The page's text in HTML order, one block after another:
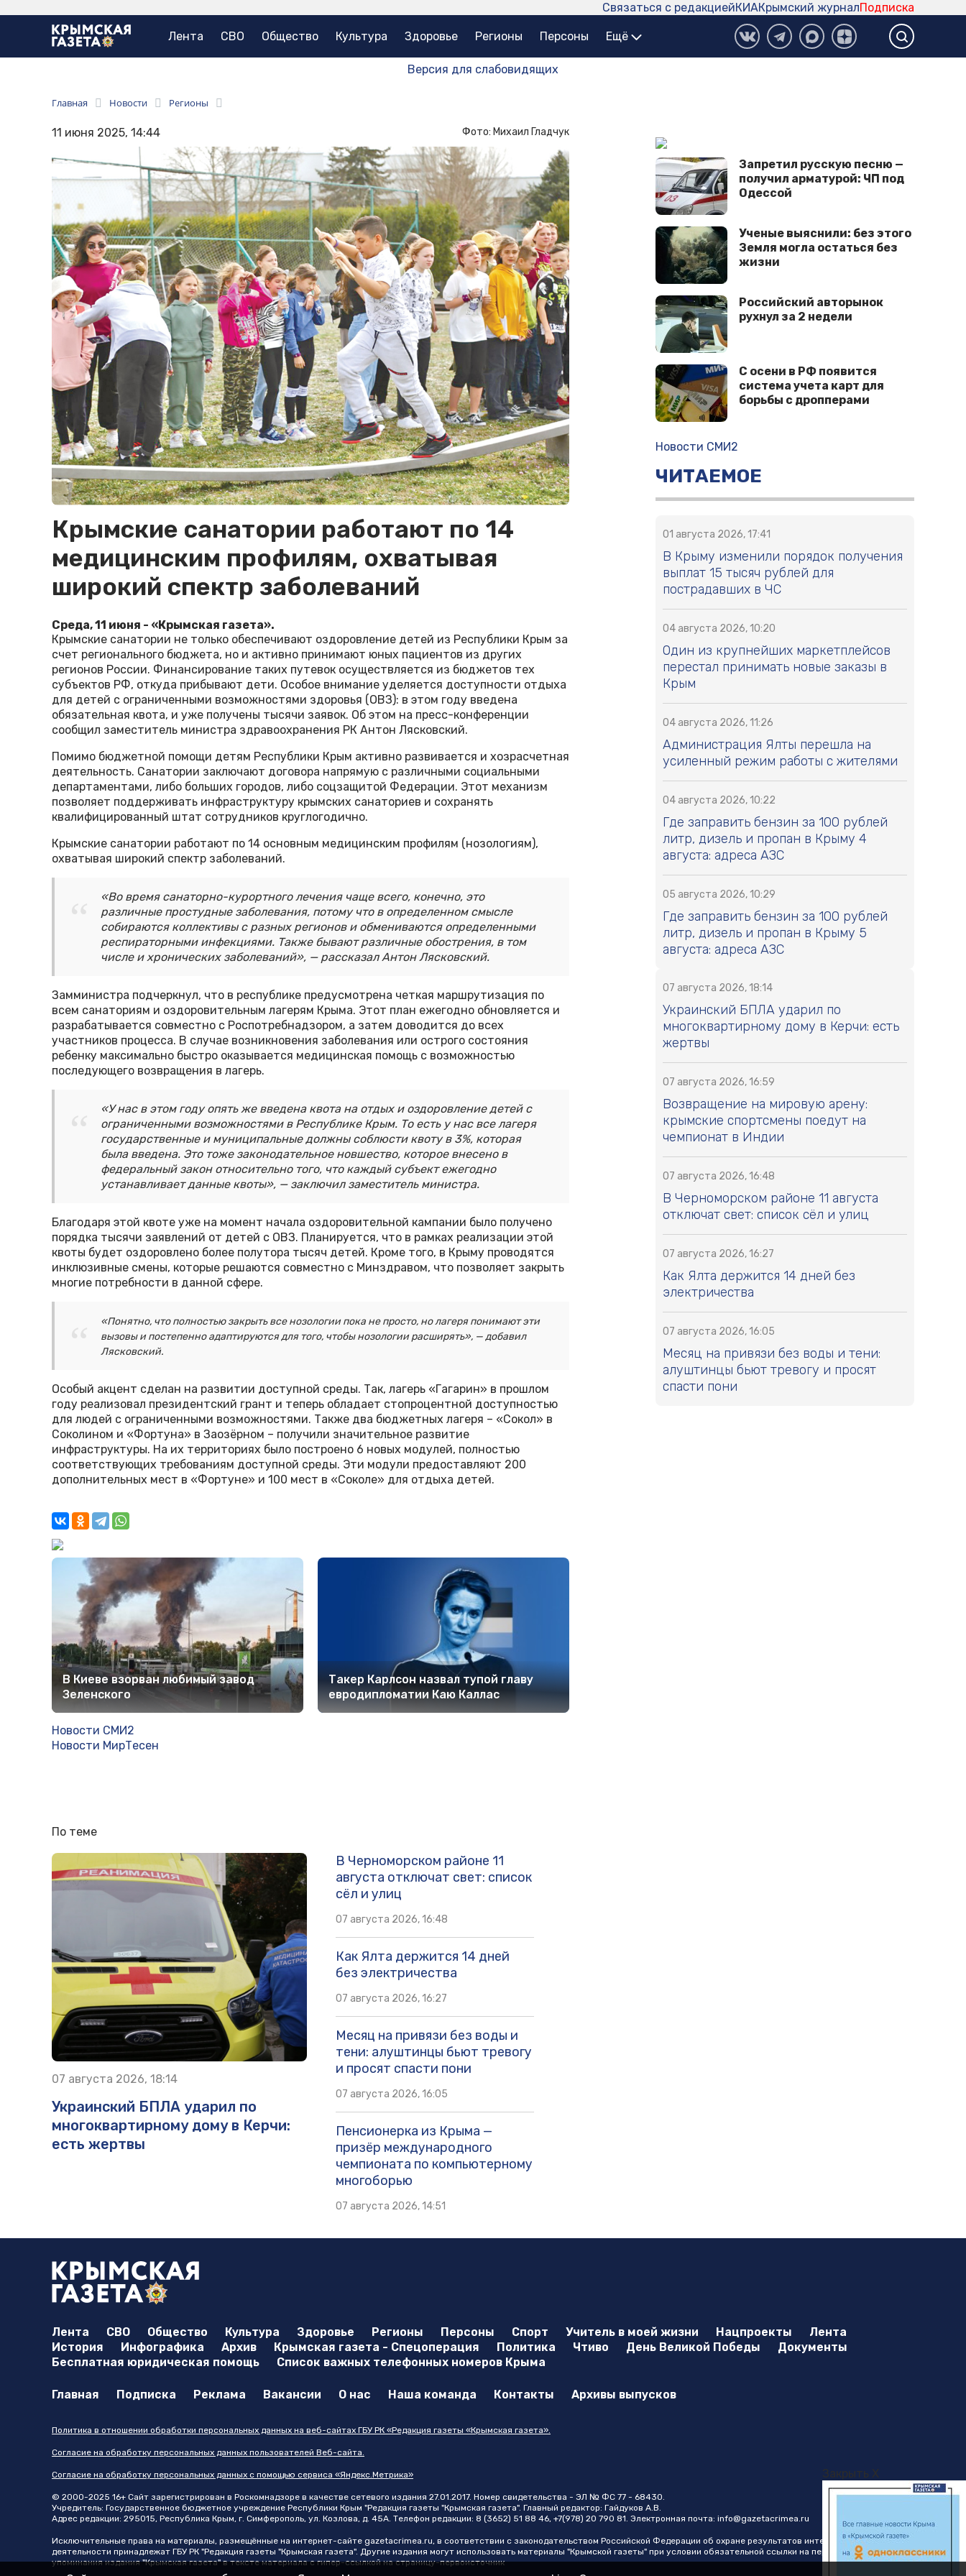
Подписка
Крымский журнал
КИА
Связаться с редакцией
Лента СВО Общество Культура Здоровье Регионы Персоны Ещё
Версия для слабовидящих
Главная Новости Регионы
11 июня 2025, 14:44 Фото: Михаил Гладчук
Крымские санатории работают по 14
медицинским профилям, охватывая
широкий спектр заболеваний
Среда, 11 июня - «Крымская газета».
Крымские санатории не только обеспечивают оздоровление детей из Республики Крым за
счет регионального бюджета, но и активно принимают юных пациентов из других
регионов России. Финансирование таких путевок осуществляется из бюджетов тех
субъектов РФ, откуда прибывают дети. Особое внимание уделяется доступности отдыха
для детей с ограниченными возможностями здоровья (ОВЗ): в этом году введена
обязательная квота, и уже получены тысячи заявок. Об этом на пресс-конференции
сообщил заместитель министра здравоохранения РК Антон Лясковский.
Помимо бюджетной помощи детям Республики Крым активно развивается и хозрасчетная
деятельность. Санатории заключают договора напрямую с различными социальными
департаментами, либо больших городов, либо соцзащитой Федерации. Этот механизм
позволяет поддерживать инфраструктуру крымских санаториев и сохранять
квалифицированный штат сотрудников круглогодично.
Крымские санатории работают по 14 основным медицинским профилям (нозологиям),
охватывая широкий спектр заболеваний.
«Во время санаторно-курортного лечения чаще всего, конечно, это
различные простудные заболевания, потому что в определенном смысле
собираются коллективы с разных регионов и обмениваются определенными
респираторными инфекциями. Также бывают различные обострения, в том
числе и хронических заболеваний», — рассказал Антон Лясковский.
Замминистра подчеркнул, что в республике предусмотрена четкая маршрутизация по
всем санаториям и оздоровительным лагерям Крыма. Этот план ежегодно обновляется и
разрабатывается совместно с Роспотребнадзором, а затем доводится до всех
участников процесса. В случае возникновения заболевания или острого состояния
ребенку максимально быстро оказывается медицинская помощь с возможностью
последующего возвращения в лагерь.
«У нас в этом году опять же введена квота на отдых и оздоровление детей с
ограниченными возможностями в Республике Крым. То есть у нас все лагеря
государственные и муниципальные должны соблюсти квоту в 3%, которая
была введена. Это тоже законодательное новшество, которое внесено в
федеральный закон относительно того, что каждый субъект ежегодно
устанавливает данные квоты», — заключил заместитель министра.
Благодаря этой квоте уже на момент начала оздоровительной кампании было получено
порядка тысячи заявлений от детей с ОВЗ. Планируется, что в рамках реализации этой
квоты будет оздоровлено более полутора тысяч детей. Кроме того, в Крыму проводятся
инклюзивные смены, которые решаются совместно с Минздравом, что позволяет закрыть
многие потребности в данной сфере.
«Понятно, что полностью закрыть все нозологии пока не просто, но лагеря понимают эти
вызовы и постепенно адаптируются для того, чтобы нозологии расширять», — добавил
Лясковский.
Особый акцент сделан на развитии доступной среды. Так, лагерь «Гагарин» в прошлом
году реализовал президентский грант и теперь обладает стопроцентной доступностью
для людей с ограниченными возможностями. Также два бюджетных лагеря – «Сокол» в
Соколином и «Фортуна» в Заозёрном – получили значительное развитие
инфраструктуры. На их территориях было построено 6 новых модулей, полностью
соответствующих требованиям доступной среды. Эти модули предоставляют 200
дополнительных мест в «Фортуне» и 100 мест в «Соколе» для отдыха детей.
В Киеве взорван любимый завод
Зеленского
Такер Карлсон назвал тупой главу
евродипломатии Каю Каллас
Новости СМИ2
Новости МирТесен
По теме
07 августа 2026, 18:14
Украинский БПЛА ударил по
многоквартирному дому в Керчи:
есть жертвы
В Черноморском районе 11
августа отключат свет: список
сёл и улиц
07 августа 2026, 16:48
Как Ялта держится 14 дней
без электричества
07 августа 2026, 16:27
Месяц на привязи без воды и
тени: алуштинцы бьют тревогу
и просят спасти пони
07 августа 2026, 16:05
Пенсионерка из Крыма —
призёр международного
чемпионата по компьютерному
многоборью
07 августа 2026, 14:51
Запретил русскую песню —
получил арматурой: ЧП под
Одессой
Ученые выяснили: без этого
Земля могла остаться без
жизни
Российский авторынок
рухнул за 2 недели
С осени в РФ появится
система учета карт для
борьбы с дропперами
Новости СМИ2
ЧИТАЕМОЕ
01 августа 2026, 17:41
В Крыму изменили порядок получения
выплат 15 тысяч рублей для
пострадавших в ЧС
04 августа 2026, 10:20
Один из крупнейших маркетплейсов
перестал принимать новые заказы в
Крым
04 августа 2026, 11:26
Администрация Ялты перешла на
усиленный режим работы с жителями
04 августа 2026, 10:22
Где заправить бензин за 100 рублей
литр, дизель и пропан в Крыму 4
августа: адреса АЗС
05 августа 2026, 10:29
Где заправить бензин за 100 рублей
литр, дизель и пропан в Крыму 5
августа: адреса АЗС
07 августа 2026, 18:14
Украинский БПЛА ударил по
многоквартирному дому в Керчи: есть
жертвы
07 августа 2026, 16:59
Возвращение на мировую арену:
крымские спортсмены поедут на
чемпионат в Индии
07 августа 2026, 16:48
В Черноморском районе 11 августа
отключат свет: список сёл и улиц
07 августа 2026, 16:27
Как Ялта держится 14 дней без
электричества
07 августа 2026, 16:05
Месяц на привязи без воды и тени:
алуштинцы бьют тревогу и просят
спасти пони
Закрыть X
Лента СВО Общество Культура Здоровье Регионы Персоны Спорт Учитель в моей жизни Нацпроекты
Лента
История
Инфографика Архив Крымская газета - Спецоперация Политика Чтиво День Великой Победы
Документы
Бесплатная юридическая помощь
Список важных телефонных номеров Крыма
Главная Подписка Реклама Вакансии О нас Наша команда Контакты Архивы выпусков
Политика в отношении обработки персональных данных на веб-сайтах ГБУ РК «Редакция газеты «Крымская газета».
Согласие на обработку персональных данных пользователей Веб-сайта.
Согласие на обработку персональных данных с помощью сервиса «Яндекс.Метрика»
© 2000-2025 16+ Сайт зарегистрирован в Роскомнадзоре в качестве сетевого издания 27.01.2017. Номер свидетельства - ЭЛ № ФС 77 - 68430.
Учредитель: Государственное бюджетное учреждение Республики Крым "Редакция газеты "Крымская газета". Главный редактор: Гайдуков А.В.
Адрес редакции: 295015, Республика Крым, г. Симферополь, ул. Козлова, д. 45А. Телефон редакции: 8 (3652) 51 88 46, +7(978) 20 790 81. Электронная почта: info@gazetacrimea.ru
Исключительные права на материалы, размещённые на интернет-сайте gazetacrimea.ru, в соответствии с законодательством Российской Федерации об охране результатов интеллектуальной
деятельности принадлежат ГБУ РК "Редакция газеты "Крымская газета". Другие издания могут использовать материалы "Крымской газеты" при условии обязательной ссылки на первоисточник в виде
упоминания издания "Крымская газета" в тексте материала с гипер-ссылкой на страницу-первоисточник